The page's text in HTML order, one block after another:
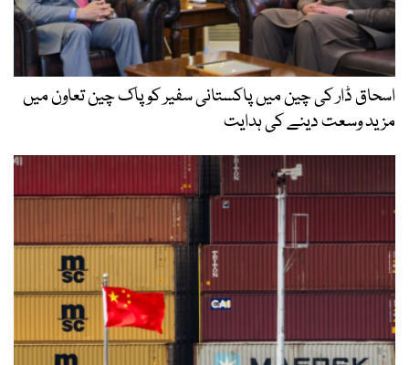
اسحاق ڈار کی چین میں پاکستانی سفیر کو پاک چین تعاون میں
مزید وسعت دینے کی ہدایت